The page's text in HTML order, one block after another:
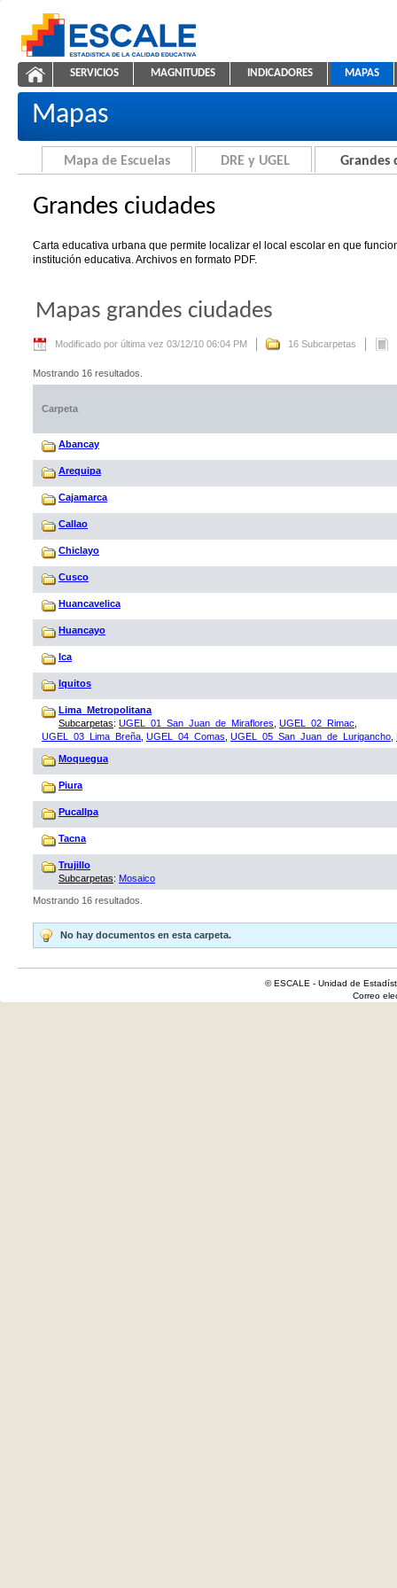
ESCALE - Unidad de Estadística Educativa
Grandes ciudades
NAVEGACIÓN
SERVICIOS MAGNITUDES INDICADORES MAPAS
Mapas
Mapa de Escuelas DRE y UGEL Grandes
Grandes ciudades
Carta educativa urbana que permite localizar el local escolar en que
institución educativa. Archivos en formato PDF.
Mapas grandes ciudades
Modificado por última vez 03/12/10 06:04 PM 16 Subcarpetas
Mostrando 16 resultados.
Carpeta
Abancay
Arequipa
Cajamarca
Callao
Chiclayo
Cusco
Huancavelica
Huancayo
Ica
Iquitos
Lima_Metropolitana
Subcarpetas: UGEL_01_San_Juan_de_Miraflores UGEL_02_Rimac
UGEL_03_Lima_Breña UGEL_04_Comas UGEL_05_San_Juan_de_Lurigancho
Moquegua
Piura
Pucallpa
Tacna
Trujillo
Subcarpetas: Mosaico
Mostrando 16 resultados.
No hay documentos en esta carpeta.
© ESCALE - Unidad de
Correo